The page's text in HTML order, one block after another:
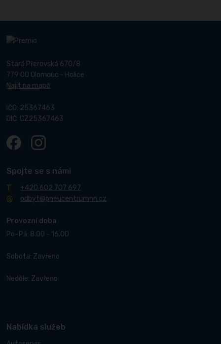
Stará Přerovská 670/8
779 00 Olomouc - Holice
Najít na mapě
IČO: 25367463
DIČ: CZ25367463
Spojte se s námi
+420 602 707 697
odbyt@pneucentrumnn.cz
Provozní doba
Po–Pá: 8.00 - 16.00
Sobota: Zavřeno
Neděle: Zavřeno
Nabídka služeb